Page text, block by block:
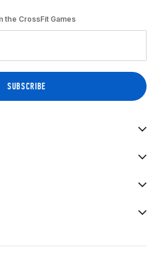
the CrossFit Games